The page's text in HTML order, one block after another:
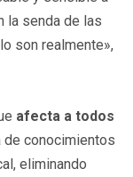
la senda de las
son realmente»,
afecta a todos
de conocimientos
eliminando